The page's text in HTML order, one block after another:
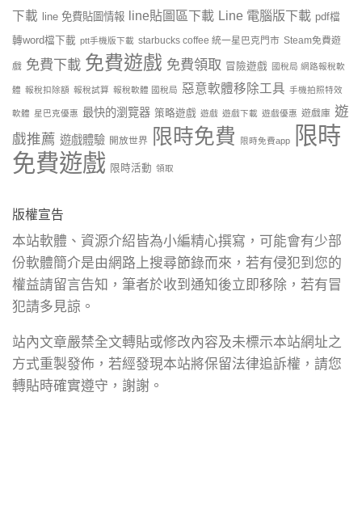
下載 line 免費貼圖情報 line貼圖區下載 Line 電腦版下載 pdf檔
轉word檔下載 ptt手機版下載 starbucks coffee 統一星巴克門市 Steam免費遊
戲 免費下載 免費遊戲 免費領取 冒險遊戲 國稅局 網路報稅軟
體 報稅扣除額 報稅試算 報稅軟體 國稅局 惡意軟體移除工具 手機拍照特效
軟體 星巴克優惠 最快的瀏覽器 策略遊戲 遊戲 遊戲下載 遊戲優惠 遊戲庫 遊
戲推薦 遊戲體驗 開放世界 限時免費 限時免費app
限時
免費遊戲 限時活動 領取
版權宣告
本站軟體、資源介紹皆為小編精心撰寫，可能會有少部
份軟體簡介是由網路上搜尋節錄而來，若有侵犯到您的
權益請留言告知，筆者於收到通知後立即移除，若有冒
犯請多見諒。
站內文章嚴禁全文轉貼或修改內容及未標示本站網址之
方式重製發佈，若經發現本站將保留法律追訴權，請您
轉貼時確實遵守，謝謝。